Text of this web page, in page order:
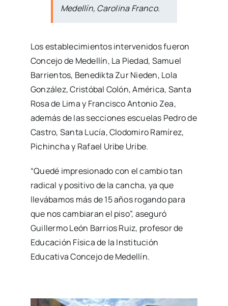
Medellín, Carolina Franco.
Los establecimientos intervenidos fueron
Concejo de Medellín, La Piedad, Samuel
Barrientos, Benedikta Zur Nieden, Lola
González, Cristóbal Colón, América, Santa
Rosa de Lima y Francisco Antonio Zea,
además de las secciones escuelas Pedro de
Castro, Santa Lucía, Clodomiro Ramírez,
Pichincha y Rafael Uribe Uribe.
“Quedé impresionado con el cambio tan
radical y positivo de la cancha, ya que
llevábamos más de 15 años rogando para
que nos cambiaran el piso”, aseguró
Guillermo León Barrios Ruiz, profesor de
Educación Física de la Institución
Educativa Concejo de Medellín.